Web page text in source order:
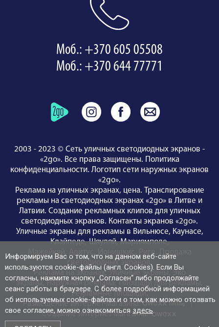
Информируем Вас о том, что на данном веб-сайте
используются cookie-файлы (англ. Cookies). Если Вы
согласны, нажмите кнопку „Согласен“ либо продолжайте
сеанс работы в браузере. С более подробной информацией
об используемых cookie-файлах и о том, как можно отозвать
свое согласие, можно ознакомиться здесь.
Моб.: +370 605 05508
Моб.: +370 644 77771
2003 - 2023 © Сеть уличных светодиодных экранов -
«2go». Все права защищены. Политика
конфиденциальности. Логотип сети наружных экранов
«2go».
Реклама на уличных экранах, цена. Транслирование
рекламы на светодиодных экранах «2go» в Литве и
Латвии. Создание рекламных клипов для уличных
светодиодных экранов. Контакты экранов «2go».
Уличные экраны для рекламы в Вильнюсе, Каунасе,
Клайпедe,Шяуляй,Мариямполе,
Мажейкяй
Риге
Продажа
светодиодных экранов .
Реклама на экранах, Уличные экраны
экраны,Наружная реклама,Площади для рекламы
Рекламные площади.
Размещение интернет-магазина:
|
Создание интернет-магазина: